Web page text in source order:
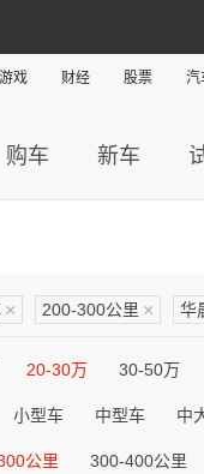
游戏 财经 股票 汽
购车 新车
× 200-300公里 × 华
20-30万 30-50万
小型车 中型车 中
公里 300-400公里